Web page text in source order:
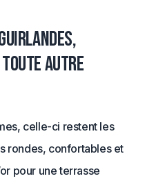
toute autre
celle-ci restent les
rondes, confortables et
pour une terrasse